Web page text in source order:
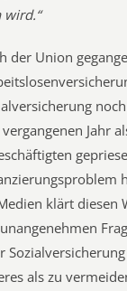
wird.“
der Union
Jahr
klärt diesen
als zu